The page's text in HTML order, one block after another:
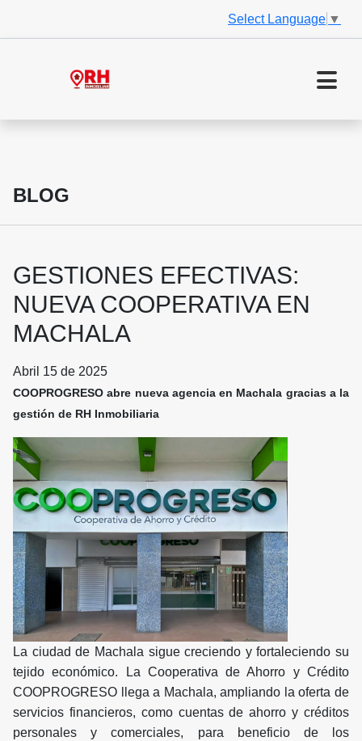
Select Language ▼
BLOG
GESTIONES EFECTIVAS:
NUEVA COOPERATIVA EN
MACHALA
Abril 15 de 2025
COOPROGRESO abre nueva agencia en Machala gracias a la
gestión de RH Inmobiliaria
La ciudad de Machala sigue creciendo y fortaleciendo su
tejido económico. La Cooperativa de Ahorro y Crédito
COOPROGRESO llega a Machala, ampliando la oferta de
servicios financieros, como cuentas de ahorro y créditos
personales y comerciales, para beneficio de los